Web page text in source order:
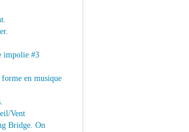
impolie #3
en musique
Vent
Bridge. On